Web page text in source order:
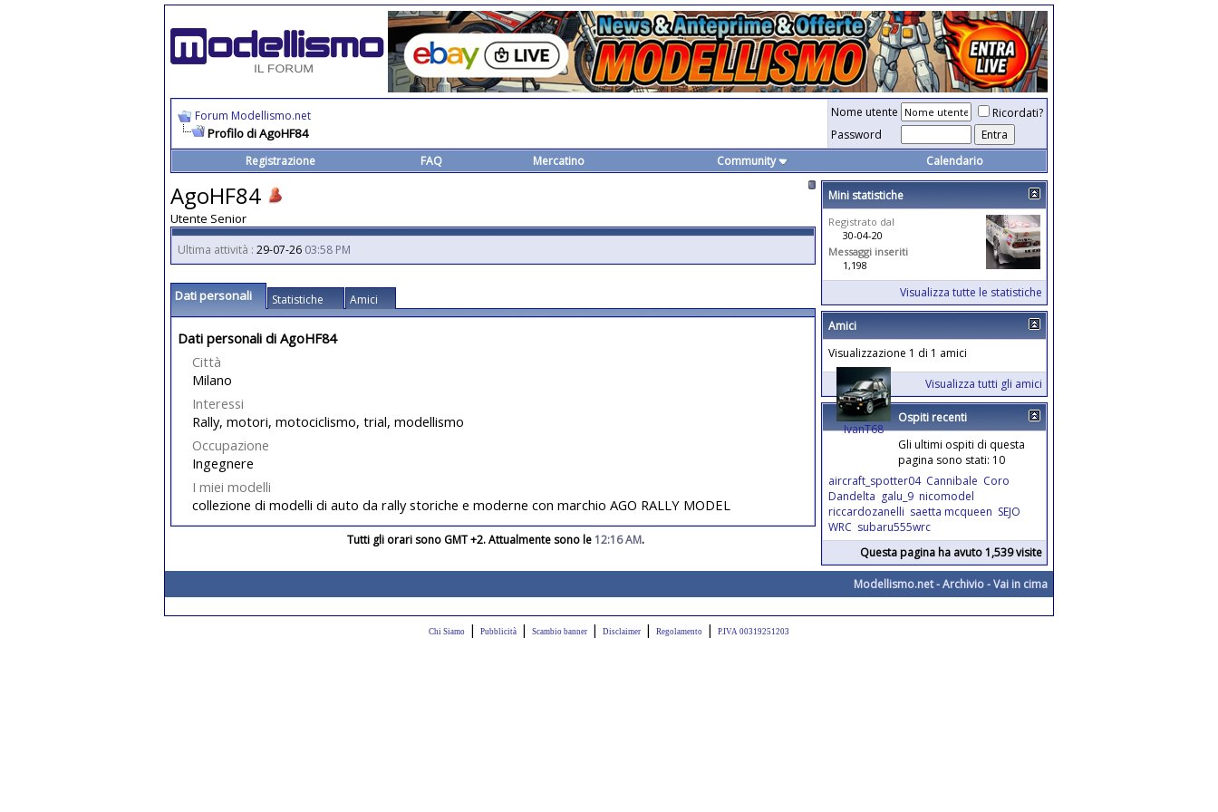
Forum Modellismo.net
Profilo di AgoHF84
Nome utente
Ricordati?
Password
Registrazione
FAQ Mercatino Community Calendario
AgoHF84
Utente Senior
Ultima attività : 29-07-26 03:58 PM
Dati personali Statistiche Amici
Dati personali di AgoHF84
Città
Milano
Interessi
Rally, motori, motociclismo, trial, modellismo
Occupazione
Ingegnere
I miei modelli
collezione di modelli di auto da rally storiche e moderne con marchio AGO RALLY MODEL
Mini statistiche
Registrato dal
30-04-20
Messaggi inseriti
1,198
Visualizza tutte le statistiche
Amici
Visualizzazione 1 di 1 amici
IvanT68
Visualizza tutti gli amici
Ospiti recenti
Gli ultimi ospiti di questa
pagina sono stati: 10
aircraft_spotter04 Cannibale Coro
Dandelta galu_9 nicomodel
riccardozanelli saetta mcqueen SEJO
WRC subaru555wrc
Questa pagina ha avuto 1,539 visite
Tutti gli orari sono GMT +2. Attualmente sono le12:16 AM.
Modellismo.net-Archivio-Vai in cima
Chi Siamo | Pubblicità | Scambio banner | Disclaimer | Regolamento | P.IVA 00319251203